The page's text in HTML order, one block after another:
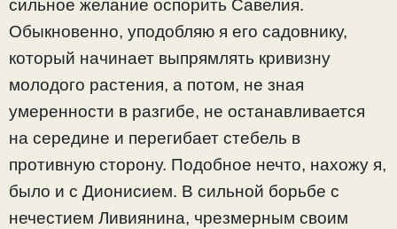
сильное желание оспорить Савелия.
Обыкновенно, уподобляю я его садовнику,
который начинает выпрямлять кривизну
молодого растения, а потом, не зная
умеренности в разгибе, не останавливается
на середине и перегибает стебель в
противную сторону. Подобное нечто, нахожу я,
было и с Дионисием. В сильной борьбе с
нечестием Ливиянина, чрезмерным своим